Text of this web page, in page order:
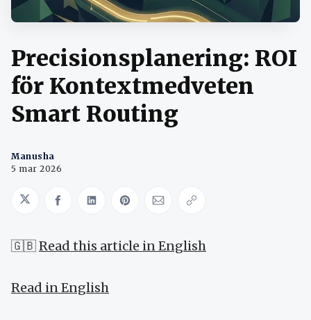
Precisionsplanering: ROI
för Kontextmedveten
Smart Routing
Manusha
5 mar 2026
Share on Twitter
Share on Facebook
Share on LinkedIn
Share on Pinterest
Share via Email
Copy link
🇬🇧Read this article in English
Read in English